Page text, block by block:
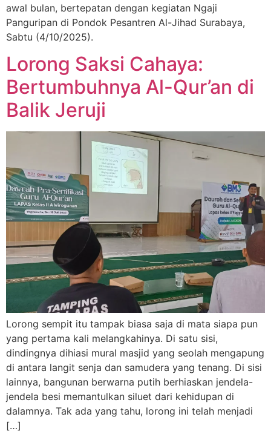
awal bulan, bertepatan dengan kegiatan Ngaji
Panguripan di Pondok Pesantren Al-Jihad Surabaya,
Sabtu (4/10/2025).
Lorong Saksi Cahaya:
Bertumbuhnya Al-Qur’an di
Balik Jeruji
Lorong sempit itu tampak biasa saja di mata siapa pun
yang pertama kali melangkahinya. Di satu sisi,
dindingnya dihiasi mural masjid yang seolah mengapung
di antara langit senja dan samudera yang tenang. Di sisi
lainnya, bangunan berwarna putih berhiaskan jendela-
jendela besi memantulkan siluet dari kehidupan di
dalamnya. Tak ada yang tahu, lorong ini telah menjadi
[…]